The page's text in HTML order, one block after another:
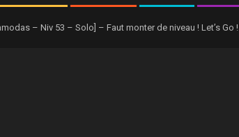
– Niv 53 – Solo] – Faut monter de niveau ! Let’s Go !